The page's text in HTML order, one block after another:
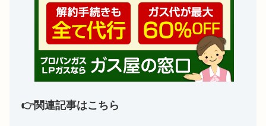
👉関連記事はこちら